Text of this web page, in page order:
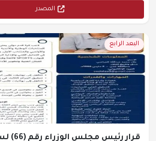
المصدر
البعد الرابع